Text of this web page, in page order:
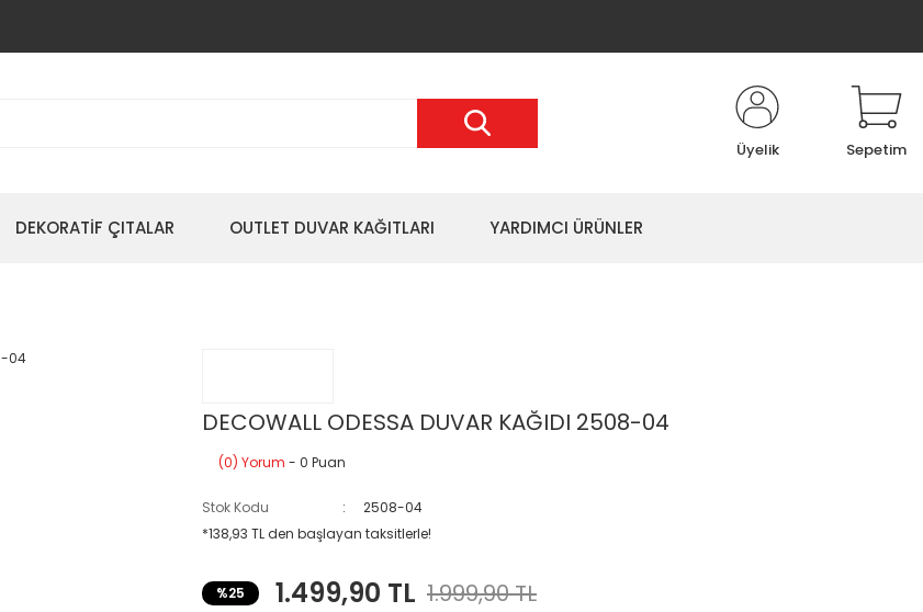
Üyelik Sepetim
DEKORATİF ÇITALAR OUTLET DUVAR KAĞITLARI YARDIMCI ÜRÜNLER
DECOWALL ODESSA DUVAR KAĞIDI 2508-04
(0) Yorum - 0 Puan
Stok Kodu
2508-04
*138,93 TL den başlayan taksitlerle!
%25 1.499,90 TL 1.999,90 TL